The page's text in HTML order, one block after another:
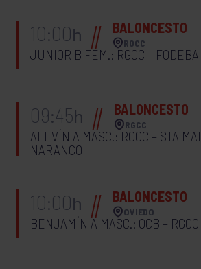
10:00h BALONCESTO
RGCC
JUNIOR B FEM.: RGCC – FODEBA
09:45h BALONCESTO
RGCC
ALEVÍN A MASC.: RGCC – STA
NARANCO
10:00h BALONCESTO
OVIEDO
BENJAMÍN A MASC.: OCB – RGCC